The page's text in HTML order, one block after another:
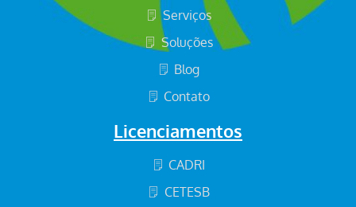
Serviços
Soluções
Blog
Contato
Licenciamentos
CADRI
CETESB